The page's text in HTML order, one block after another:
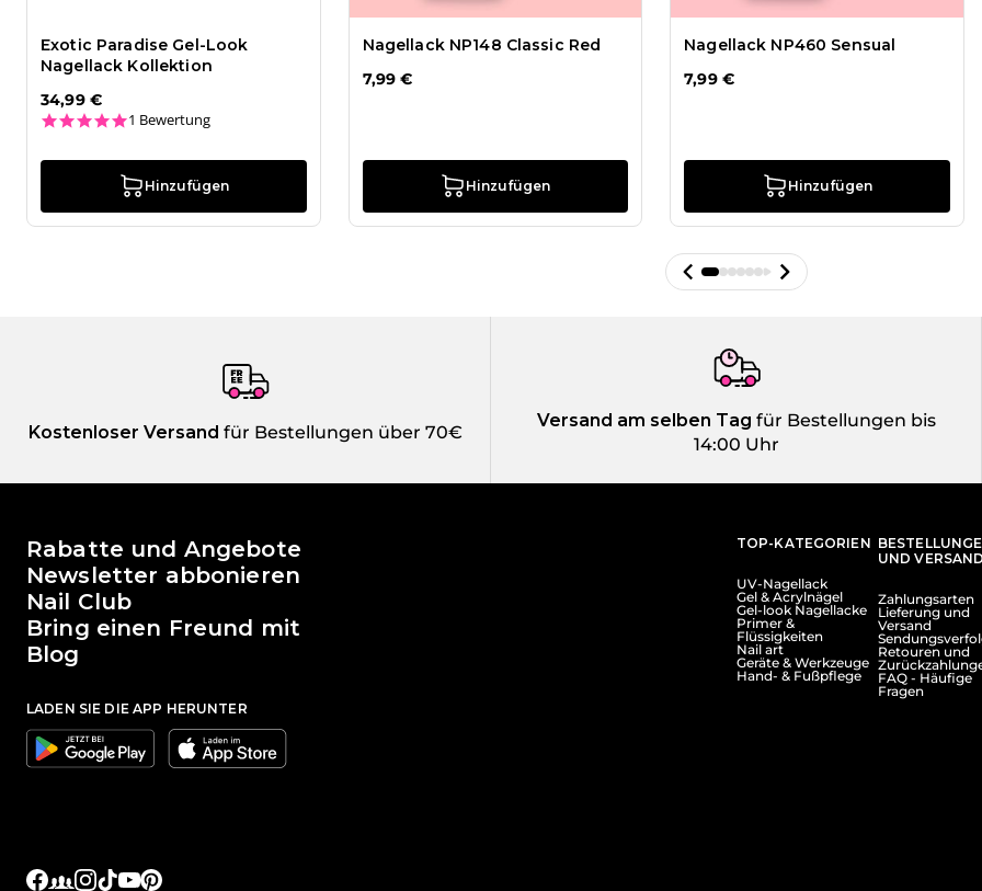
Exotic Paradise Gel-Look
Nagellack Kollektion
34,99 €
5.0 star rating
1 Bewertung
Hinzufügen
Nagellack NP148 Classic Red
7,99 €
Hinzufügen
Nagellack NP460 Sensual
7,99 €
Hinzufügen
Kostenloser Versand für Bestellungen über 70€
Versand am selben Tag für Bestellungen bis
14:00 Uhr
Die Welt von Passione Beauty
Rabatte und Angebote
Newsletter abbonieren
Nail Club
Bring einen Freund mit
Blog
LADEN SIE DIE APP HERUNTER
Google Apple
Facebook
Facebook Groups
Instagram
TikTokYouTube
Pinterest
TOP-KATEGORIEN
UV-Nagellack
Gel & Acrylnägel
Gel-look Nagellacke
Primer &
Flüssigkeiten
Nail art
Geräte & Werkzeuge
Hand- & Fußpflege
UND VERSAND
Zahlungsarten
Lieferung und
Versand
Retouren und
FAQ - Häufige
Fragen